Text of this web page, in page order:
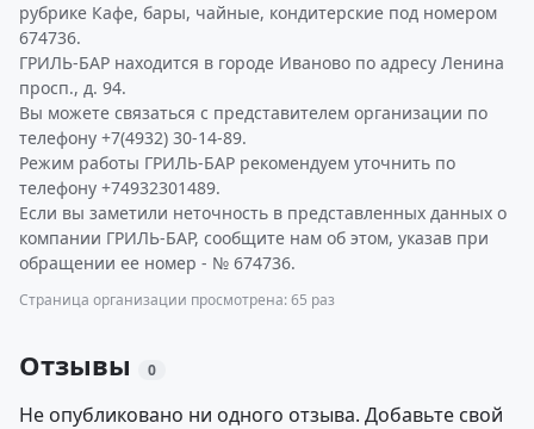
рубрике Кафе, бары, чайные, кондитерские под номером
674736.
ГРИЛЬ-БАР находится в городе Иваново по адресу Ленина
просп., д. 94.
Вы можете связаться с представителем организации по
телефону +7(4932) 30-14-89.
Режим работы ГРИЛЬ-БАР рекомендуем уточнить по
телефону +74932301489.
Если вы заметили неточность в представленных данных о
компании ГРИЛЬ-БАР, сообщите нам об этом, указав при
обращении ее номер - № 674736.
Страница организации просмотрена: 65 раз
Отзывы 0
Не опубликовано ни одного отзыва. Добавьте свой